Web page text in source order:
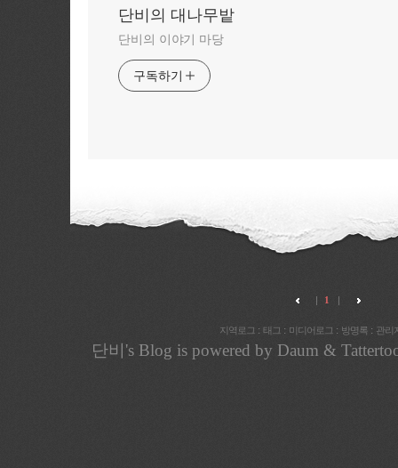
단비의 대나무밭
단비의 이야기 마당
구독하기
1
지역로그: 태그: 미디어로그: 방명록: 관리
단비's Blog is powered by Daum &